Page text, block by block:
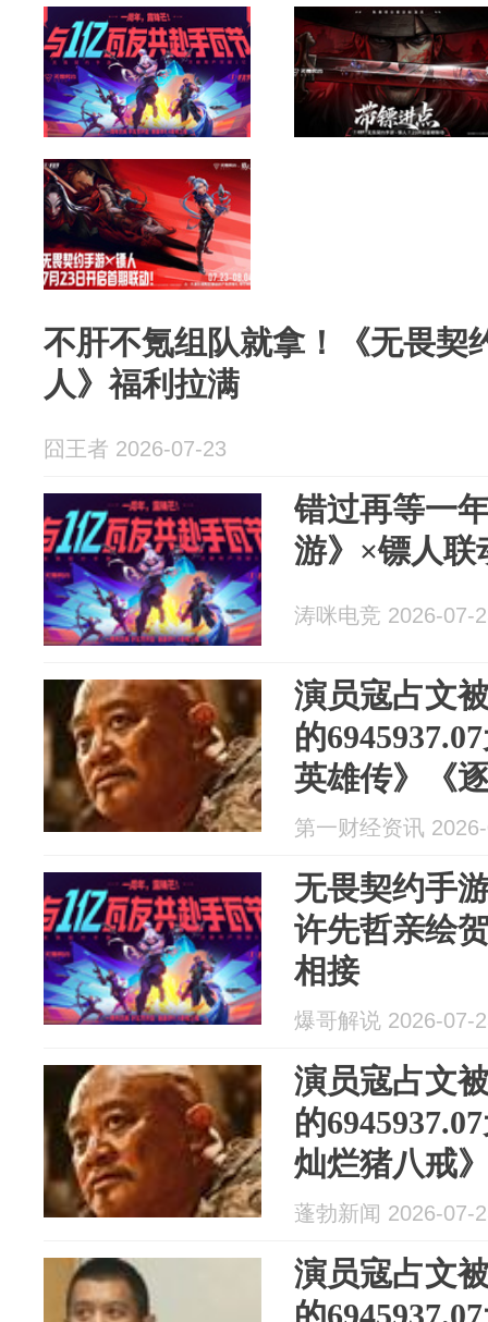
不肝不氪组队就拿！《无畏契
人》福利拉满
囧王者 2026-07-23
错过再等一
游》×镖人联
涛咪电竞 2026-07-
演员寇占文
的
英雄传》《
第一财经资讯
无畏契约手
许先哲亲绘
相接
爆哥解说 2026-07-
演员寇占文
的
灿烂猪八戒
等
蓬勃新闻 2026-07-
演员寇占文